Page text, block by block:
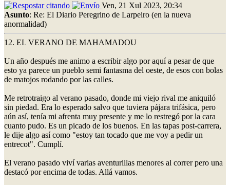
Ven, 21 Xul 2023, 20:34
Asunto: Re: El Diario Peregrino de Larpeiro (en la nueva
anormalidad)
12. EL VERANO DE MAHAMADOU
Un año después me animo a escribir algo por aquí a pesar de que
esto ya parece un pueblo semi fantasma del oeste, de esos con bolas
de matojos rodando por las calles.
Me retrotraigo al verano pasado, donde mi viejo rival me aniquiló
sin piedad. Era lo esperado salvo que tuviera pájara trifásica, pero
aún así, tenía mi afrenta muy presente y me lo restregó por la cara
cuanto pudo. Es un picado de los buenos. En las tapas post-carrera,
le dije algo así como "estoy tan tocado que me voy a pedir un
entrecot". Cumplí.
El verano pasado viví varias aventurillas menores al correr pero una
destacó por encima de todas. Allá vamos.